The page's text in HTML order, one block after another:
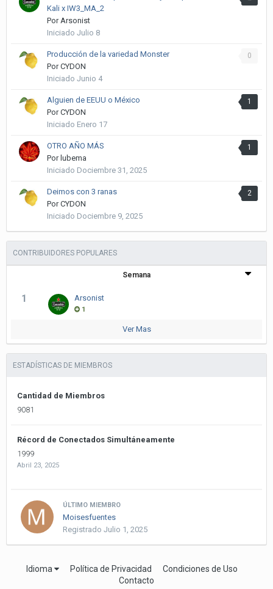
Kali x IW3_MA_2
PorArsonist
Iniciado Julio 8
0
Producción de la variedad Monster
PorCYDON
Iniciado Junio 4
1
Alguien de EEUU o México
PorCYDON
Iniciado Enero 17
1
OTRO AÑO MÁS
Por lubema
Iniciado Dociembre 31, 2025
2
Deimos con 3 ranas
PorCYDON
Iniciado Dociembre 9, 2025
CONTRIBUIDORES POPULARES
Semana
1 Arsonist
1
Ver Mas
ESTADÍSTICAS DE MIEMBROS
Cantidad de Miembros
9081
Récord de Conectados Simultáneamente
1999
Abril 23, 2025
ÚLTIMO MIEMBRO
Moisesfuentes
Registrado Julio 1, 2025
Idioma Política de Privacidad
Condiciones de Uso
Contacto